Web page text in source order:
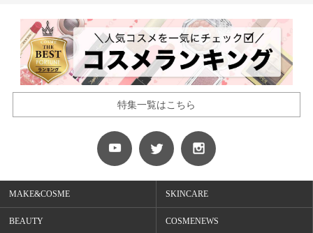
特集一覧はこちら
MAKE&COSME SKINCARE
BEAUTY COSMENEWS